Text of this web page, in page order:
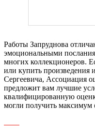
Работы Запруднова
эмоциональными
многих коллекционеров.
или купить произведения
Сергеевича, Ассоциация
предложит вам лучшие
квалифицированную
могли получить максимум